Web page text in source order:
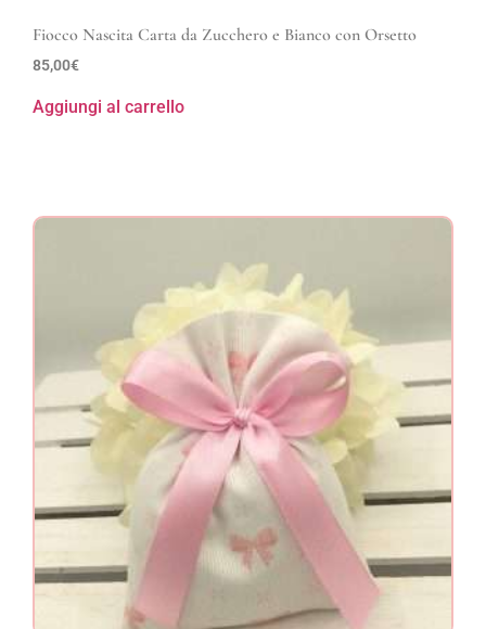
Fiocco Nascita Carta da Zucchero e Bianco con Orsetto
85,00€
Aggiungi al carrello